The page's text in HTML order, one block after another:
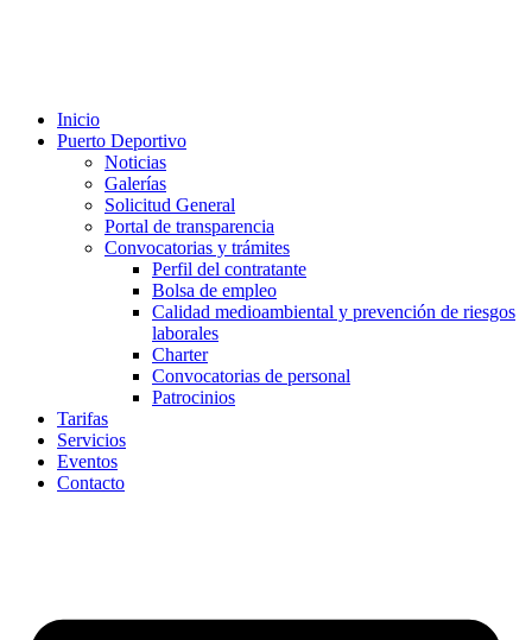
Inicio
Puerto Deportivo
Noticias
Galerías
Solicitud General
Portal de transparencia
Convocatorias y trámites
Perfil del contratante
Bolsa de empleo
Calidad medioambiental y prevención de riesgos
laborales
Charter
Convocatorias de personal
Patrocinios
Tarifas
Servicios
Eventos
Contacto